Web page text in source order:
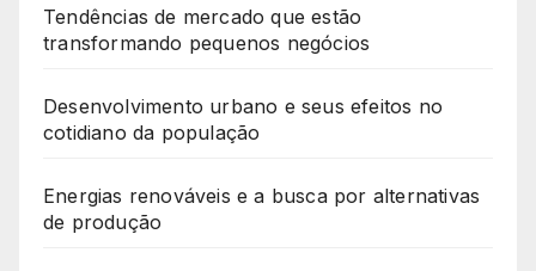
Tendências de mercado que estão
transformando pequenos negócios
Desenvolvimento urbano e seus efeitos no
cotidiano da população
Energias renováveis e a busca por alternativas
de produção